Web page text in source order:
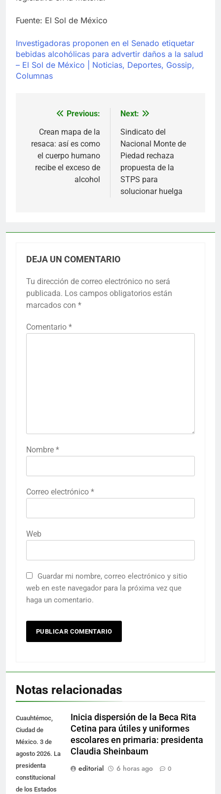
Fuente: El Sol de México
Investigadoras proponen en el Senado etiquetar
bebidas alcohólicas para advertir daños a la salud
– El Sol de México | Noticias, Deportes, Gossip,
Columnas
Navegación
entradas
Previous:
Crean mapa de la
resaca: así es como
el cuerpo humano
recibe el exceso de
alcohol
Next:
Sindicato del
Nacional Monte de
Piedad rechaza
propuesta de la
STPS para
solucionar huelga
DEJA UN COMENTARIO
Tu dirección de correo electrónico no será
publicada. Los campos obligatorios están
marcados con *
Comentario *
Nombre *
Correo electrónico *
Web
Guardar mi nombre, correo electrónico y sitio
web en este navegador para la próxima vez que
haga un comentario.
Notas relacionadas
Cuauhtémoc,
Ciudad de
México. 3 de
agosto 2026. La
presidenta
constitucional
de los Estados
Inicia dispersión de la Beca Rita
Cetina para útiles y uniformes
escolares en primaria: presidenta
Claudia Sheinbaum
editorial
6 horas ago 0